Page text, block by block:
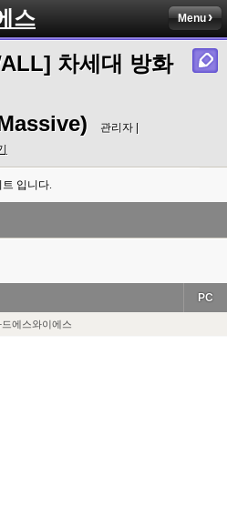
스 Menu
차세대 방화
관리자 |
입니다.
PC
에스와이에스